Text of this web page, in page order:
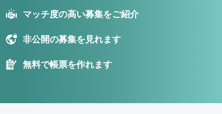
マッチ度の高い募集をご紹介
非公開の募集を見れます
無料で帳票を作れます